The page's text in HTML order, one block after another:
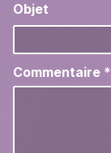
Objet
Commentaire *